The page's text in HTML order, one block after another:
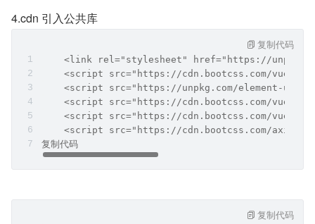
4.cdn 引入公共库
<link rel="stylesheet" href="https://
<script src="https://cdn.bootcss.com/vue/
<script src="https://unpkg.com/element-ui/
<script src="https://cdn.bootcss.com/vuex/
<script src="https://cdn.bootcss.com/vue-
<script src="https://cdn.bootcss.com/axios/
复制代码
复制代码
复制代码